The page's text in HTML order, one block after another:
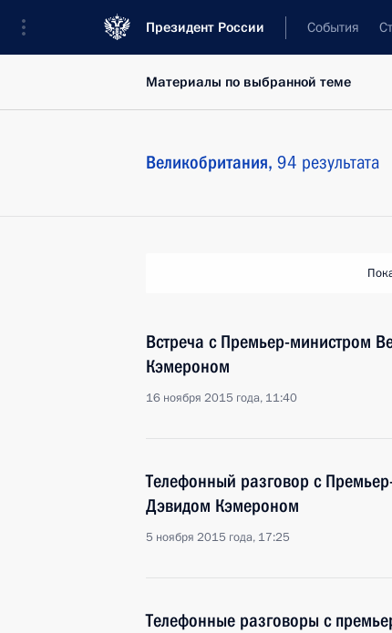
Президент России События
Материалы по выбранной теме
Великобритания, 94 результата
Встреча с Премьер-министром
Кэмероном
16 ноября 2015 года, 11:40
Телефонный разговор с
Дэвидом Кэмероном
5 ноября 2015 года, 17:25
Телефонные разговоры с